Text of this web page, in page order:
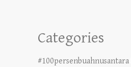
Categories
#100persenbuahnusantara